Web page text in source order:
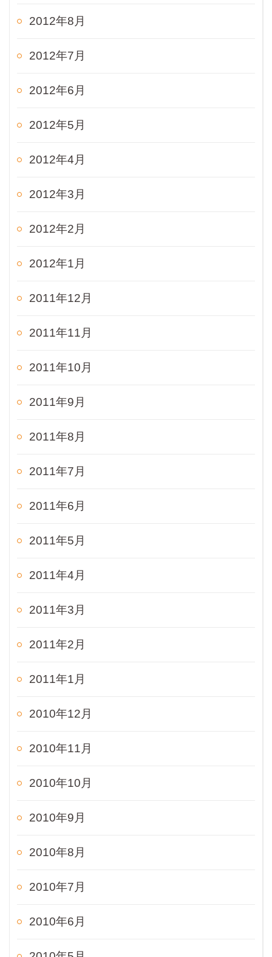
2012年8月
2012年7月
2012年6月
2012年5月
2012年4月
2012年3月
2012年2月
2012年1月
2011年12月
2011年11月
2011年10月
2011年9月
2011年8月
2011年7月
2011年6月
2011年5月
2011年4月
2011年3月
2011年2月
2011年1月
2010年12月
2010年11月
2010年10月
2010年9月
2010年8月
2010年7月
2010年6月